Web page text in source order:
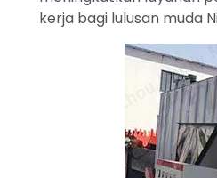
kerja bagi lulusan muda